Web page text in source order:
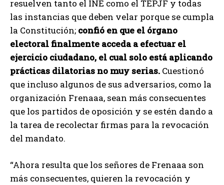
resuelven tanto el INE como el TEPJF y todas
las instancias que deben velar porque se cumpla
la Constitución; confió en que el órgano
electoral finalmente acceda a efectuar el
ejercicio ciudadano, el cual solo está aplicando
prácticas dilatorias no muy serias. Cuestionó
que incluso algunos de sus adversarios, como la
organización Frenaaa, sean más consecuentes
que los partidos de oposición y se estén dando a
la tarea de recolectar firmas para la revocación
del mandato.
“Ahora resulta que los señores de Frenaaa son
más consecuentes, quieren la revocación y